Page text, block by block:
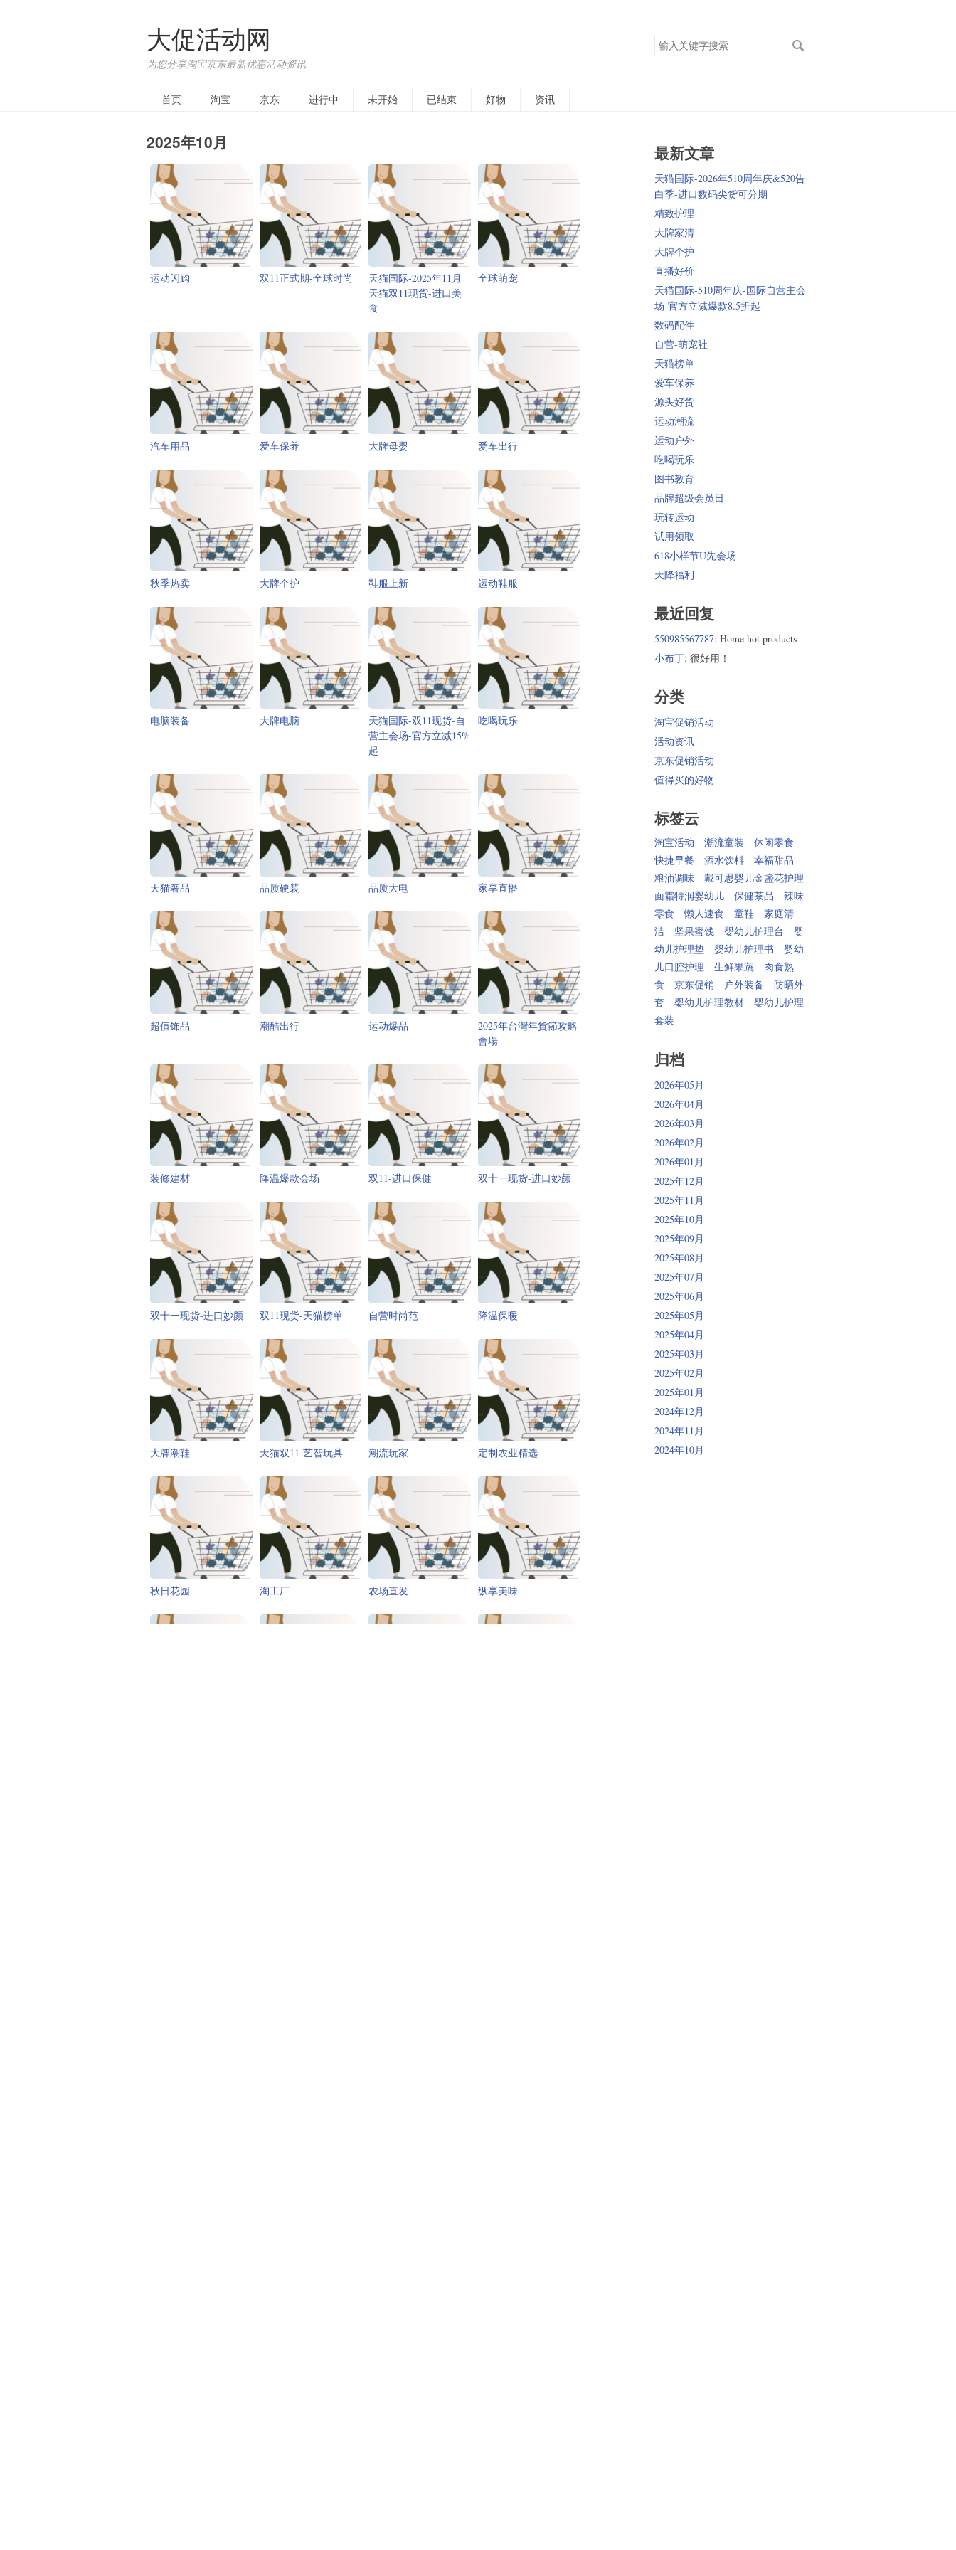
大促活动网
为您分享淘宝京东最新优惠活动资讯
搜
索
首页
淘宝 京东 进行中 未开始 已结束 好物 资讯
2025年10月
运动闪购 双11正式期-全球时尚
天猫国际-2025年11月
天猫双11现货-进口美
食
全球萌宠
汽车用品 爱车保养 大牌母婴 爱车出行
秋季热卖 大牌个护 鞋服上新 运动鞋服
电脑装备 大牌电脑
天猫国际-双11现货-自
营主会场-官方立减15%
起
吃喝玩乐
天猫奢品 品质硬装 品质大电 家享直播
超值饰品 潮酷出行 运动爆品
2025年台灣年貨節攻略
會場
装修建材 降温爆款会场 双11-进口保健 双十一现货-进口妙颜
双十一现货-进口妙颜 双11现货-天猫榜单 自营时尚范 降温保暖
大牌潮鞋 天猫双11-艺智玩具 潮流玩家 定制农业精选
秋日花园 淘工厂 农场直发 纵享美味
最新文章
天猫国际-2026年510周年庆&520告
白季-进口数码尖货可分期
精致护理
大牌家清
大牌个护
直播好价
天猫国际-510周年庆-国际自营主会
场-官方立减爆款8.5折起
数码配件
自营-萌宠社
天猫榜单
爱车保养
源头好货
运动潮流
运动户外
吃喝玩乐
图书教育
品牌超级会员日
玩转运动
试用领取
618小样节U先会场
天降福利
最近回复
550985567787: Home hot products
小布丁: 很好用！
分类
淘宝促销活动
活动资讯
京东促销活动
值得买的好物
标签云
淘宝活动 潮流童装
休闲零食
快捷早餐
酒水饮料
幸福甜品
粮油调味
戴可思婴儿金盏花护理
面霜特润婴幼儿
保健茶品
辣味
零食
懒人速食 童鞋
家庭清
洁
坚果蜜饯 婴幼儿护理台
婴
幼儿护理垫
婴幼儿护理书
婴幼
儿口腔护理
生鲜果蔬
肉食熟
食
京东促销 户外装备
防晒外
套
婴幼儿护理教材
婴幼儿护理
套装
归档
2026年05月
2026年04月
2026年03月
2026年02月
2026年01月
2025年12月
2025年11月
2025年10月
2025年09月
2025年08月
2025年07月
2025年06月
2025年05月
2025年04月
2025年03月
2025年02月
2025年01月
2024年12月
2024年11月
2024年10月